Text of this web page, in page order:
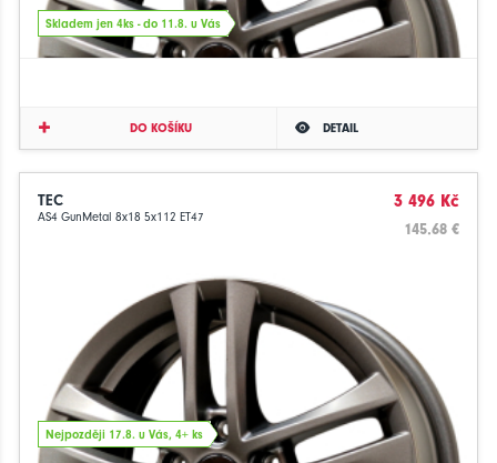
Skladem jen 4ks - do 11.8. u Vás
DO KOŠÍKU DETAIL
TEC
AS4 GunMetal 8x18 5x112 ET47
3 496 Kč
145.68 €
Nejpozději 17.8. u Vás, 4+ ks